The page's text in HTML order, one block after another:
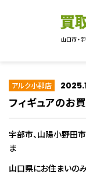
山口市・
アルク小郡店
フィギュアのお
宇部市、山陽小野田
ま
山口県にお住まいの